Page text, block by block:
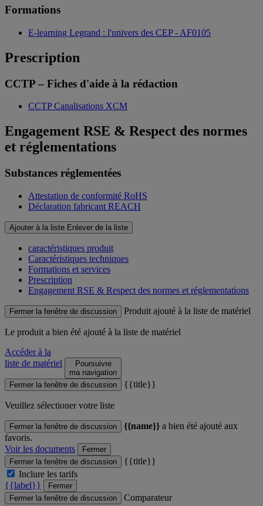
Formations
E-learning Legrand : l'univers des CEP - AF0105
Prescription
CCTP – Fiches d'aide à la rédaction
CCTP Canalisations XCM
Engagement RSE & Respect des normes
et réglementations
Substances réglementées
Attestation de conformité RoHS
Déclaration fabricant REACH
Ajouter à la liste Enlever de la liste
caractéristiques produit
Caractéristiques techniques
Formations et services
Prescription
Engagement RSE & Respect des normes et réglementations
Fermer la fenêtre de discussion Produit ajouté à la liste de matériel
Le produit a bien été ajouté à la liste de matériel
Accéder à la
liste de matériel
Poursuivre
ma navigation
Fermer la fenêtre de discussion
{{title}}
Veuillez sélectioner votre liste
Fermer la fenêtre de discussion {{name}} a bien été ajouté aux
favoris.
Voir les documents
Fermer
Fermer la fenêtre de discussion
{{title}}
Inclure les tarifs
{{label}}
Fermer
Fermer la fenêtre de discussion
Comparateur